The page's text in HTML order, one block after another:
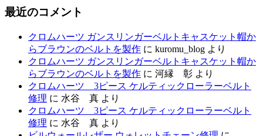
最近のコメント
クロムハーツ ガンスリンガーベルトキャスケット帽か
らブラウンのベルトを製作 に kuromu_blog より
クロムハーツ ガンスリンガーベルトキャスケット帽か
らブラウンのベルトを製作 に 河縁 彰 より
クロムハーツ 3ピース ケルティックローラーベルト
修理 に 水谷 真 より
クロムハーツ 3ピース ケルティックローラーベルト
修理 に 水谷 真 より